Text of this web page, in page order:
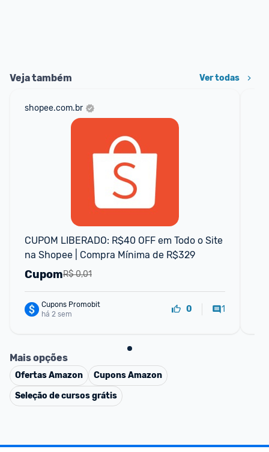
Veja também Ver todas
shopee.com.br
CUPOM LIBERADO: R$40 OFF em Todo o Site
na Shopee | Compra Mínima de R$329
R$ 0,01
Cupom
Cupons Promobit
há 2 sem
0 1
Mais opções
OfertasAmazon CuponsAmazon
Seleção de cursos grátis